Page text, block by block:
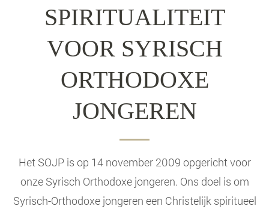
SPIRITUALITEIT
VOOR SYRISCH
ORTHODOXE
JONGEREN
Het SOJP is op 14 november 2009 opgericht voor
onze Syrisch Orthodoxe jongeren. Ons doel is om
Syrisch-Orthodoxe jongeren een Christelijk spiritueel